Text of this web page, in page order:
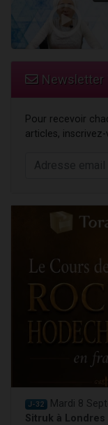
Newsletter
Pour recevoir
articles,
J-32 Mardi 8
Sitruk à